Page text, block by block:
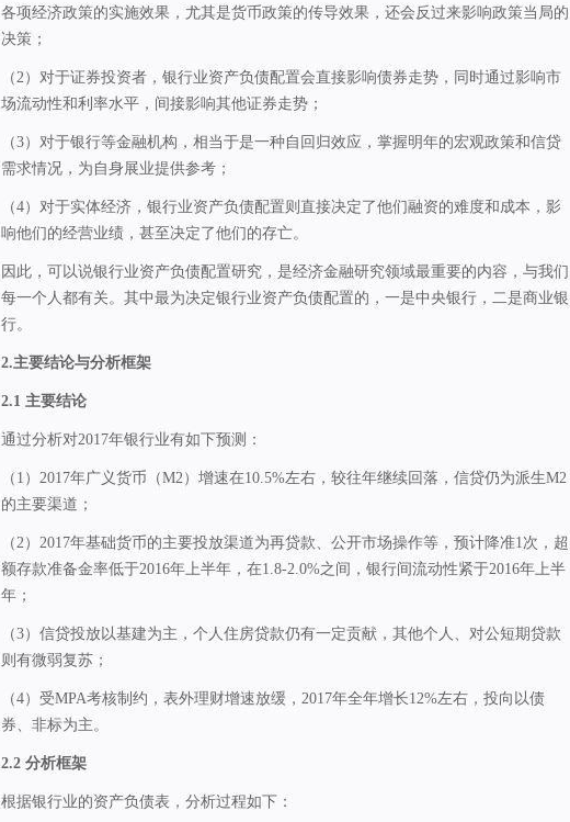
各项经济政策的实施效果，尤其是货币政策的传导效果，还会反过来影响政策当局的
决策；
（2）对于证券投资者，银行业资产负债配置会直接影响债券走势，同时通过影响市
场流动性和利率水平，间接影响其他证券走势；
（3）对于银行等金融机构，相当于是一种自回归效应，掌握明年的宏观政策和信贷
需求情况，为自身展业提供参考；
（4）对于实体经济，银行业资产负债配置则直接决定了他们融资的难度和成本，影
响他们的经营业绩，甚至决定了他们的存亡。
因此，可以说银行业资产负债配置研究，是经济金融研究领域最重要的内容，与我们
每一个人都有关。其中最为决定银行业资产负债配置的，一是中央银行，二是商业银
行。
2.主要结论与分析框架
2.1 主要结论
通过分析对2017年银行业有如下预测：
（1）2017年广义货币（M2）增速在10.5%左右，较往年继续回落，信贷仍为派生M2
的主要渠道；
（2）2017年基础货币的主要投放渠道为再贷款、公开市场操作等，预计降准1次，超
额存款准备金率低于2016年上半年，在1.8-2.0%之间，银行间流动性紧于2016年上半
年；
（3）信贷投放以基建为主，个人住房贷款仍有一定贡献，其他个人、对公短期贷款
则有微弱复苏；
（4）受MPA考核制约，表外理财增速放缓，2017年全年增长12%左右，投向以债
券、非标为主。
2.2 分析框架
根据银行业的资产负债表，分析过程如下：